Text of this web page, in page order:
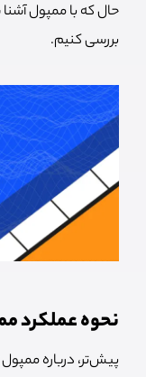
حال که با ممپول
بررسی کنیم.
نحوه عملکرد
پیش‌تر، درباره